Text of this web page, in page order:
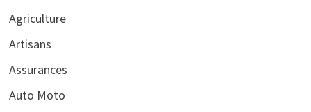
Agriculture
Artisans
Assurances
Auto Moto